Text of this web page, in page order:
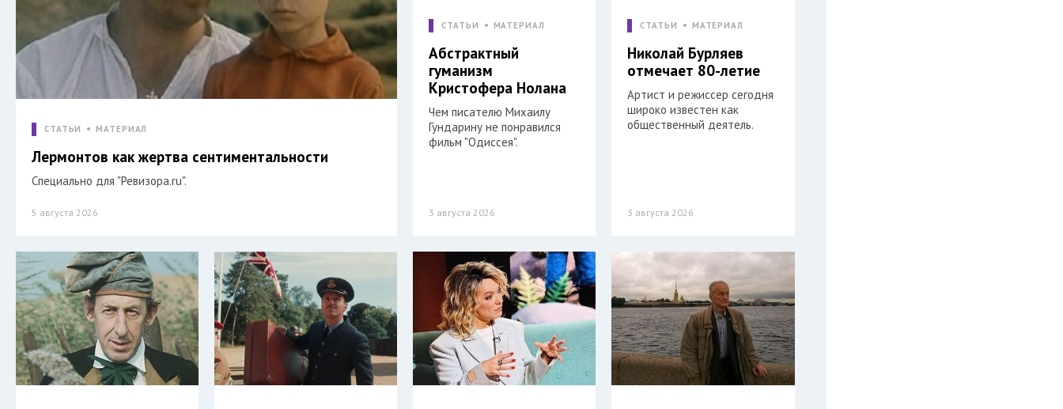
СТАТЬИ МАТЕРИАЛ
Лермонтов как жертва сентиментальности
Специально для "Ревизора.ru".
5 августа 2026
СТАТЬИ МАТЕРИАЛ
Абстрактный
гуманизм
Кристофера Нолана
Чем писателю Михаилу
Гундарину не понравился
фильм "Одиссея".
3 августа 2026
СТАТЬИ МАТЕРИАЛ
Николай Бурляев
отмечает 80-летие
Артист и режиссер сегодня
широко известен как
общественный деятель.
3 августа 2026